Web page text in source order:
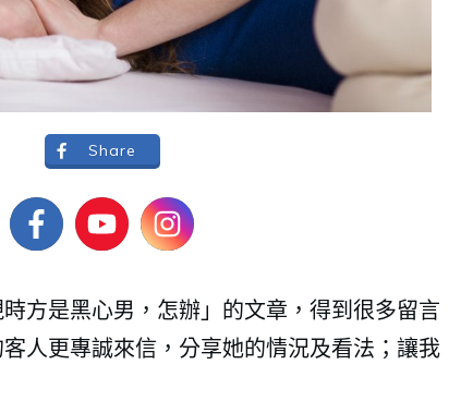
Share
方是黑心男，怎辦」的文章，得到很多留言
人更專誠來信，分享她的情況及看法；讓我